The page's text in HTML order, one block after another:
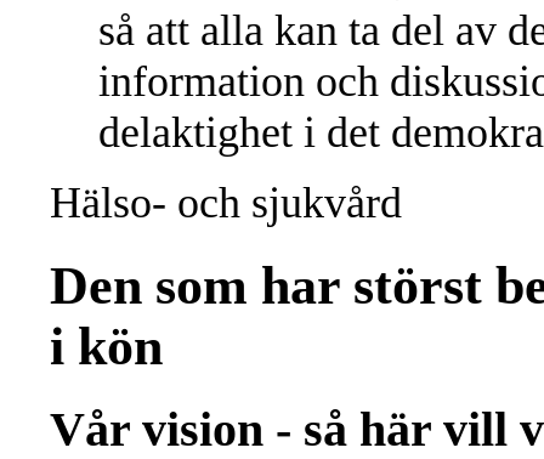
så att alla kan ta del av
information och
delaktighet i det
Hälso- och sjukvård
Den som har störst
i kön
Vår vision - så här vill